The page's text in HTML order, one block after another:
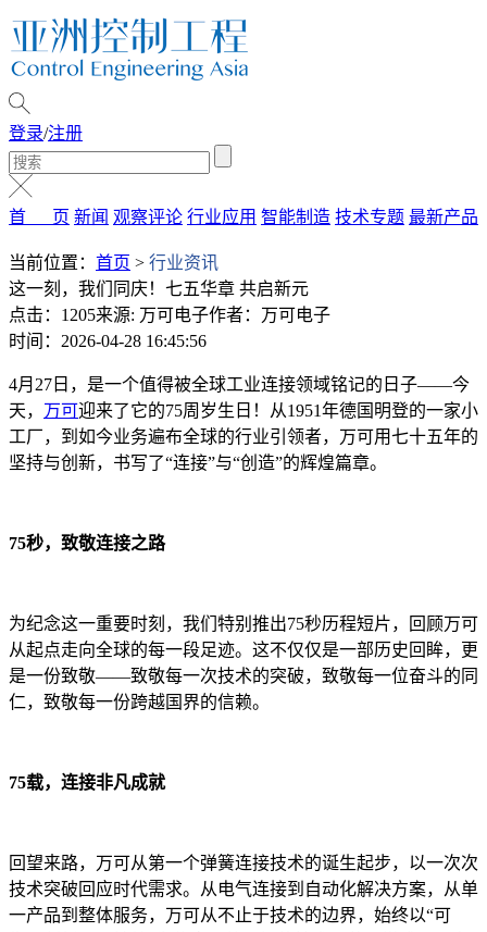
登录/注册
首 页 新闻 观察评论 行业应用 智能制造 技术专题 最新产品
当前位置： 首页 > 行业资讯
这一刻，我们同庆！七五华章 共启新元
点击：1205来源: 万可电子作者：万可电子
时间：2026-04-28 16:45:56
4月27日，是一个值得被全球工业连接领域铭记的日子——今
天， 万可迎来了它的75周岁生日！从1951年德国明登的一家小
工厂，到如今业务遍布全球的行业引领者，万可用七十五年的
坚持与创新，书写了“连接”与“创造”的辉煌篇章。
75秒，致敬连接之路
为纪念这一重要时刻，我们特别推出75秒历程短片，回顾万可
从起点走向全球的每一段足迹。这不仅仅是一部历史回眸，更
是一份致敬——致敬每一次技术的突破，致敬每一位奋斗的同
仁，致敬每一份跨越国界的信赖。
75载，连接非凡成就
回望来路，万可从第一个弹簧连接技术的诞生起步，以一次次
技术突破回应时代需求。从电气连接到自动化解决方案，从单
一产品到整体服务，万可从不止于技术的边界，始终以“可